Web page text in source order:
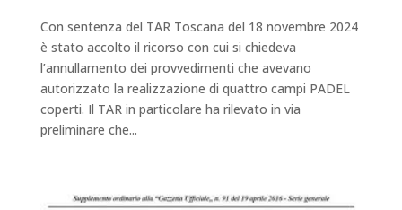
Con sentenza del TAR Toscana del 18 novembre 2024
è stato accolto il ricorso con cui si chiedeva
l’annullamento dei provvedimenti che avevano
autorizzato la realizzazione di quattro campi PADEL
coperti. Il TAR in particolare ha rilevato in via
preliminare che...